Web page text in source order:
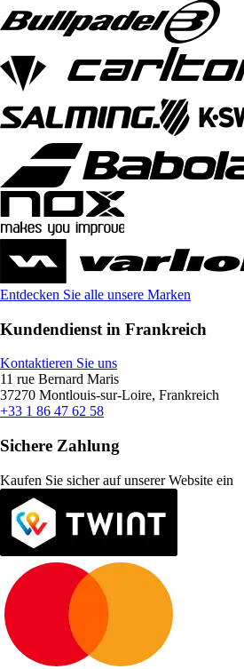
Entdecken Sie alle unsere Marken
Kundendienst in Frankreich
Kontaktieren Sie uns
11 rue Bernard Maris
37270 Montlouis-sur-Loire, Frankreich
+33 1 86 47 62 58
Sichere Zahlung
Kaufen Sie sicher auf unserer Website ein